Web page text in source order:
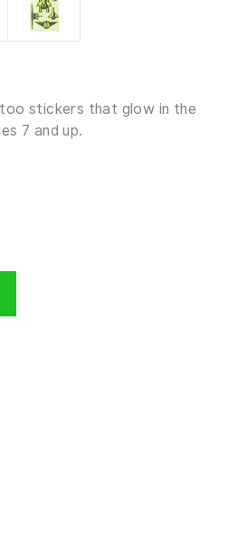
stickers that glow in the
7 and up.